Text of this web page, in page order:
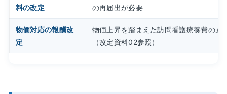
料の改定
の再届出が必要
物価対応の報酬改
定
物価上昇を踏まえた訪問看護療養費の見
（改定資料02参照）